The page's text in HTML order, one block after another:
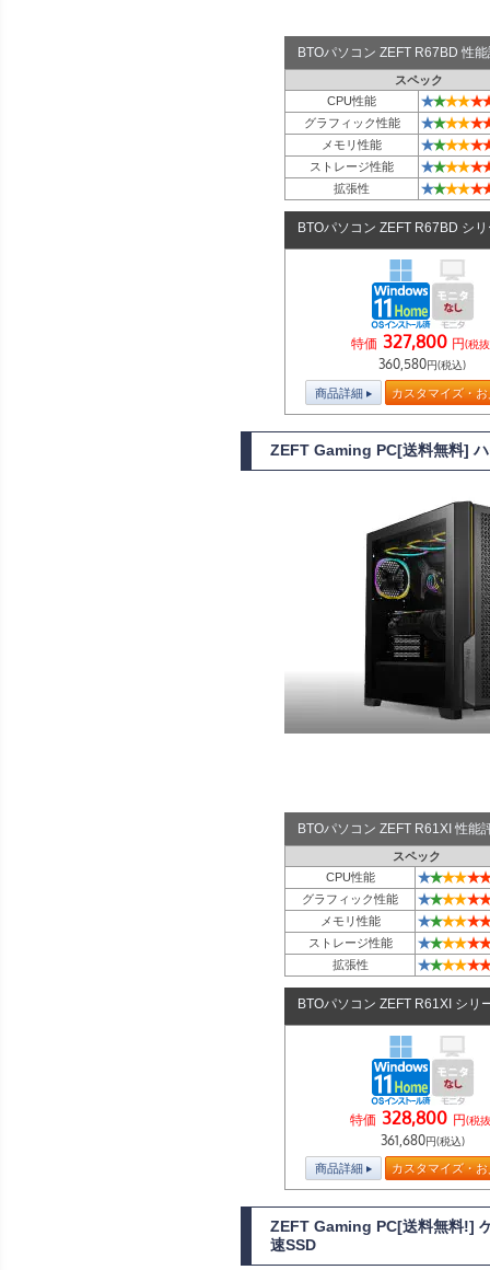
BTOパソコン ZEFT R67BD 性
スペック
CPU性能
★★★★★
グラフィック性能 ★★★★★
メモリ性能 ★★★★★
ストレージ性能 ★★★★★
拡張性 ★★★★★
BTOパソコン ZEFT R67BD シ
特価 327,800 円(税
360,580円(税込)
商品詳細 カスタマイズ・
ZEFT Gaming PC[送料無料]
BTOパソコン ZEFT R61XI 性能
スペック
CPU性能
★★★★★★
グラフィック性能 ★★★★★★
メモリ性能 ★★★★★★
ストレージ性能 ★★★★★★
拡張性 ★★★★★★
BTOパソコン ZEFT R61XI シリ
特価 328,800 円(税
361,680円(税込)
商品詳細 カスタマイズ・
ZEFT Gaming PC[送料無料!]
速SSD